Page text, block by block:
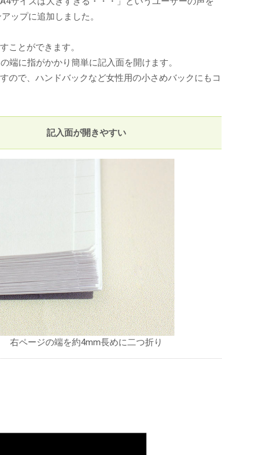
ップに追加しました。
ことができます。
端に指がかかり簡単に記入面を開けます。
ので、ハンドバックなど女性用の小さめバックにもコ
記入面が開きやすい
右ページの端を約4mm長めに二つ折り